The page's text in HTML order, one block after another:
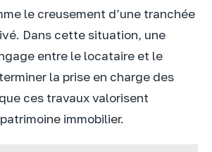
le creusement d’une tranchée
Dans cette situation, une
entre le locataire et le
la prise en charge des
ces travaux valorisent
immobilier.